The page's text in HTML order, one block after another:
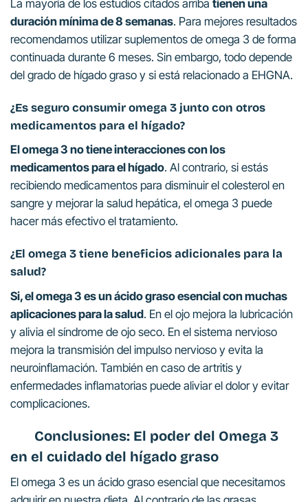
La mayoría de los estudios citados arriba tienen una
duración mínima de 8 semanas. Para mejores resultados
recomendamos utilizar suplementos de omega 3 de forma
continuada durante 6 meses. Sin embargo, todo depende
del grado de hígado graso y si está relacionado a EHGNA.
¿Es seguro consumir omega 3 junto con otros
medicamentos para el hígado?
El omega 3 no tiene interacciones con los
medicamentos para el hígado. Al contrario, si estás
recibiendo medicamentos para disminuir el colesterol en
sangre y mejorar la salud hepática, el omega 3 puede
hacer más efectivo el tratamiento.
¿El omega 3 tiene beneficios adicionales para la
salud?
Si, el omega 3 es un ácido graso esencial con muchas
aplicaciones para la salud. En el ojo mejora la lubricación
y alivia el síndrome de ojo seco. En el sistema nervioso
mejora la transmisión del impulso nervioso y evita la
neuroinflamación. También en caso de artritis y
enfermedades inflamatorias puede aliviar el dolor y evitar
complicaciones.
Conclusiones: El poder del Omega 3
en el cuidado del hígado graso
El omega 3 es un ácido graso esencial que necesitamos